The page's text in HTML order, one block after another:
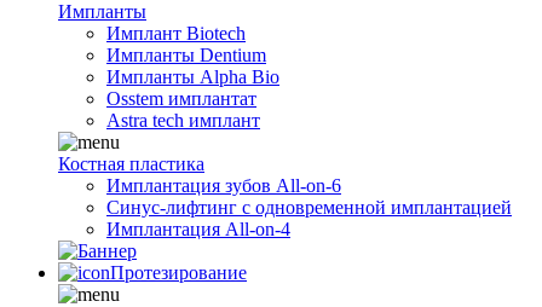
Импланты
Имплант Biotech
Импланты Dentium
Импланты Alpha Bio
Osstem имплантат
Astra tech имплант
Костная пластика
Имплантация зубов All-on-6
Синус-лифтинг с одновременной имплантацией
Имплантация All-on-4
Протезирование